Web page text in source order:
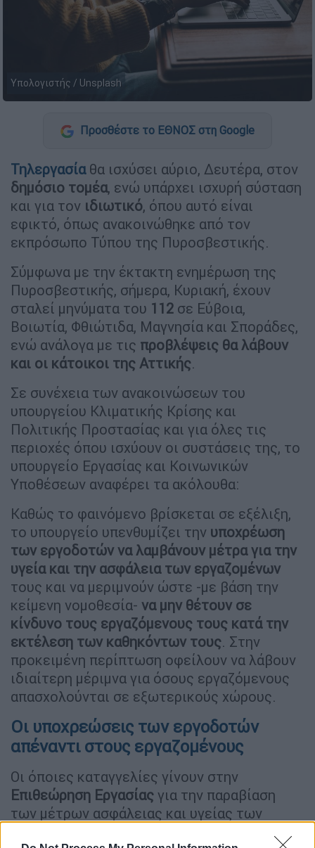
Υπολογιστής / Unsplash
Προσθέστε το ΕΘΝΟΣ στη Google
Τηλεργασία θα ισχύσει αύριο, Δευτέρα, στον
δημόσιο τομέα, ενώ υπάρχει ισχυρή σύσταση
και για τον ιδιωτικό, όπου αυτό είναι
εφικτό, όπως ανακοινώθηκε από τον
εκπρόσωπο Τύπου της Πυροσβεστικής.
Σύμφωνα με την έκτακτη ενημέρωση της
Πυροσβεστικής, σήμερα, Κυριακή, έχουν
σταλεί μηνύματα του 112 σε Εύβοια,
Βοιωτία, Φθιώτιδα, Μαγνησία και Σποράδες,
ενώ ανάλογα με τις προβλέψεις θα λάβουν
και οι κάτοικοι της Αττικής.
Σε συνέχεια των ανακοινώσεων του
υπουργείου Κλιματικής Κρίσης και
Πολιτικής Προστασίας και για όλες τις
περιοχές όπου ισχύουν οι συστάσεις της, το
υπουργείο Εργασίας και Κοινωνικών
Υποθέσεων αναφέρει τα ακόλουθα:
Καθώς το φαινόμενο βρίσκεται σε εξέλιξη,
το υπουργείο υπενθυμίζει την υποχρέωση
των εργοδοτών να λαμβάνουν μέτρα για την
υγεία και την ασφάλεια των εργαζομένων
τους και να μεριμνούν ώστε -με βάση την
κείμενη νομοθεσία- να μην θέτουν σε
κίνδυνο τους εργαζόμενους τους κατά την
εκτέλεση των καθηκόντων τους. Στην
προκειμένη περίπτωση οφείλουν να λάβουν
ιδιαίτερη μέριμνα για όσους εργαζόμενους
απασχολούνται σε εξωτερικούς χώρους.
Οι υποχρεώσεις των εργοδοτών
απέναντι στους εργαζομένους
Οι όποιες καταγγελίες γίνουν στην
Επιθεώρηση Εργασίας για την παραβίαση
των μέτρων ασφάλειας και υγείας των